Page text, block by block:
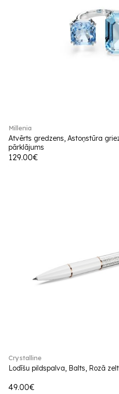
Millenia
Atvērts gredzens, Astoņstūra
pārklājums
129.00€
Crystalline
Lodīšu pildspalva, Balts, Rozā
49.00€